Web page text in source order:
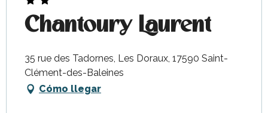
Chantoury Laurent
35 rue des Tadornes, Les Doraux, 17590 Saint-
Clément-des-Baleines
Cómo llegar